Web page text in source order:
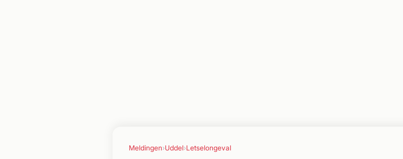
Meldingen›Uddel›Letselongeval